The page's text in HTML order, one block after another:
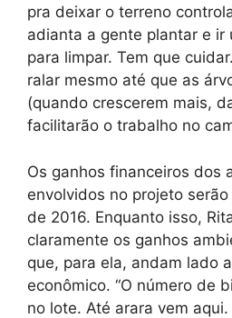
pra deixar o terreno
adianta a gente plantar e ir
para limpar. Tem que
ralar mesmo até que as
(quando crescerem mais,
facilitarão o trabalho no
Os ganhos financeiros dos
envolvidos no projeto
de 2016. Enquanto isso,
claramente os ganhos
que, para ela, andam lado
econômico. “O número de
no lote. Até arara vem